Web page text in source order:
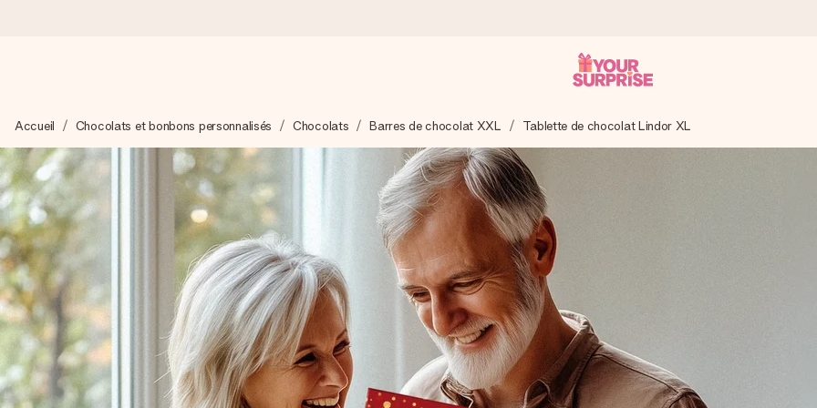
Nous préparons votre cadeau avec attention et l’envoyons en un éclair – pour que vous puissiez l’offrir au bon moment, quand
4,8 (sur la base de +15 000 avis)
Nos cadeaux sont appréciés. Les clients nous attribuent une note de 4,8 sur Google Reviews (total de tous les pays où nous
Carte de vœux gratuite
Créez quelque chose d’unique en quelques étapes – avec son prénom, votre photo ou un message qui touche le cœur. Sans
Accueil Chocolats et bonbons personnalisés Chocolats Barres de chocolat XXL Tablette de chocolat Lindor XL